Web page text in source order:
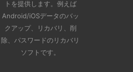
トを提供します。例えば
Android/iOSデータのバッ
クアップ、リカバリ、削
除、パスワードのリカバリ
ソフトです。